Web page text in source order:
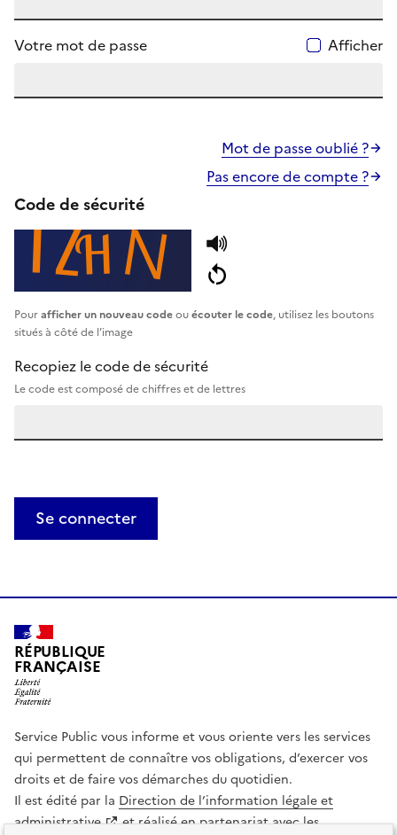
Votre mot de passe Afficher
Mot de passe oublié ?
Pas encore de compte ?
Code de sécurité
Pourafficher un nouveau codeouécouter le code, utilisez les boutons
situés à côté de l’image
Recopiez le code de sécurité
Le code est composé de chiffres et de lettres
Se connecter
RÉPUBLIQUE
FRANÇAISE
Service Public vous informe et vous oriente vers les services
qui permettent de connaître vos obligations, d’exercer vos
droits et de faire vos démarches du quotidien.
Il est édité par la Direction de l’information légale et
administrative
et réalisé en partenariat avec les